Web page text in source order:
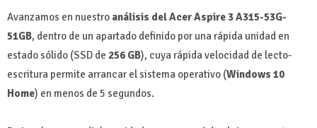
Avanzamos en nuestro análisis del Acer Aspire 3 A315-53G-
51GB, dentro de un apartado definido por una rápida unidad en
estado sólido (SSD de 256 GB), cuya rápida velocidad de lecto-
escritura permite arrancar el sistema operativo (Windows 10
Home) en menos de 5 segundos.